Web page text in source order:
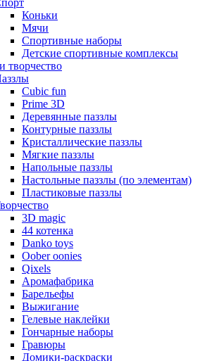
Коньки
Мячи
Спортивные наборы
Детские спортивные комплексы
творчество
Cubic fun
Prime 3D
Деревянные паззлы
Контурные паззлы
Кристаллические паззлы
Мягкие паззлы
Напольные паззлы
Настольные паззлы (по элементам)
Пластиковые паззлы
3D magic
44 котенка
Danko toys
Oober oonies
Qixels
Аромафабрика
Барельефы
Выжигание
Гелевые наклейки
Гончарные наборы
Гравюры
Домики-раскраски